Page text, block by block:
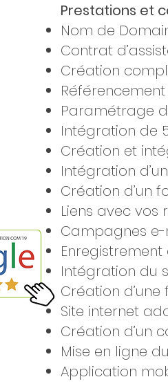
Prestations et
Nom de
Contrat
Création
Référencement
Paramétrage
Intégration de
Création et
Intégration
Création d’un
Liens avec vos
Campagnes e-
Intégration du
Création d’une
Site internet
Création d’un
Mise en ligne
Application